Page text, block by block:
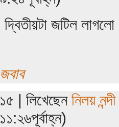
দ্বিতীয়টা জটিল লাগলো
জবাব
১৫ | লিখেছেন নিলয় নন্দী
১১:২৬পূর্বাহ্ন)